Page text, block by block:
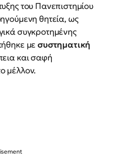
του Πανεπιστημίου
θητεία, ως
συγκροτημένης
μεσυστηματική
και σαφή
μέλλον.